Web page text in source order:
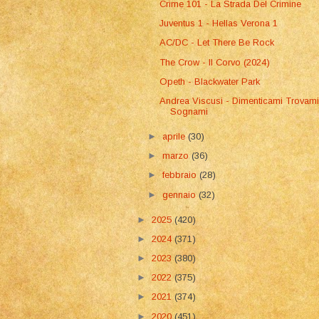
Crime 101 - La Strada Del Crimine
Juventus 1 - Hellas Verona 1
AC/DC - Let There Be Rock
The Crow - Il Corvo (2024)
Opeth - Blackwater Park
Andrea Viscusi - Dimenticami Trovami
Sognami
► aprile(30)
►marzo(36)
►febbraio(28)
►gennaio(32)
►2025(420)
► 2024(371)
► 2023(380)
►2022(375)
►2021(374)
►2020(451)